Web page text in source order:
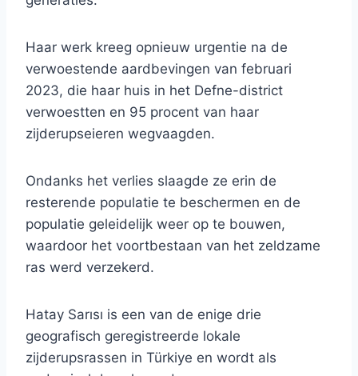
Haar werk kreeg opnieuw urgentie na de
verwoestende aardbevingen van februari
2023, die haar huis in het Defne-district
verwoestten en 95 procent van haar
zijderupseieren wegvaagden.
Ondanks het verlies slaagde ze erin de
resterende populatie te beschermen en de
populatie geleidelijk weer op te bouwen,
waardoor het voortbestaan ​​van het zeldzame
ras werd verzekerd.
Hatay Sarısı is een van de enige drie
geografisch geregistreerde lokale
zijderupsrassen in Türkiye en wordt als